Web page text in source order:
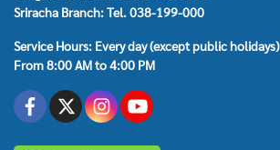
Sriracha Branch: Tel. 038-199-000
Service Hours: Every day (except public holidays)
From 8:00 AM to 4:00 PM